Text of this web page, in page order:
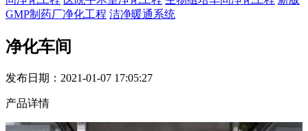
GMP制药厂净化工程 洁净暖通系统
净化车间
发布日期：2021-01-07 17:05:27
产品详情